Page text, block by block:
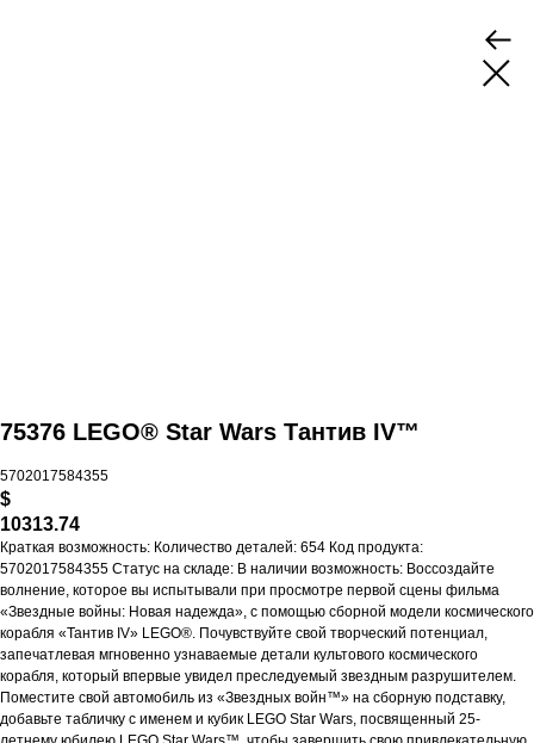
75376 LEGO® Star Wars Тантив IV™
5702017584355
$
10313.74
Краткая возможность: Количество деталей: 654 Код продукта:
5702017584355 Статус на складе: В наличии возможность: Воссоздайте
волнение, которое вы испытывали при просмотре первой сцены фильма
«Звездные войны: Новая надежда», с помощью сборной модели космического
корабля «Тантив IV» LEGO®. Почувствуйте свой творческий потенциал,
запечатлевая мгновенно узнаваемые детали культового космического
корабля, который впервые увидел преследуемый звездным разрушителем.
Поместите свой автомобиль из «Звездных войн™» на сборную подставку,
добавьте табличку с именем и кубик LEGO Star Wars, посвященный 25-